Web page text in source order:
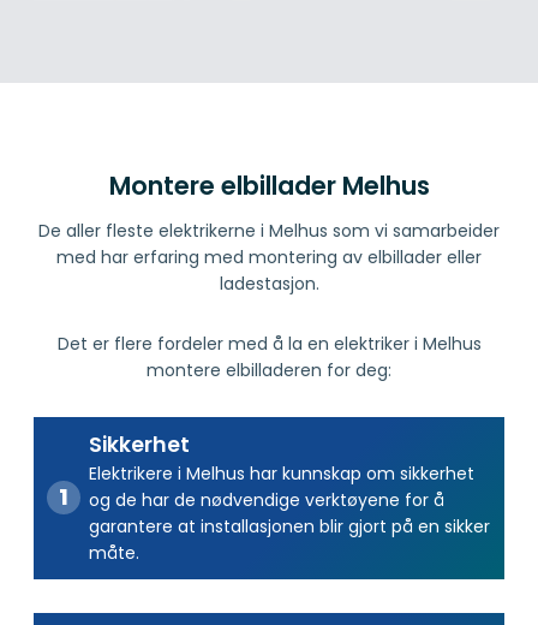
Montere elbillader Melhus
De aller fleste elektrikerne i Melhus som vi samarbeider
med har erfaring med montering av elbillader eller
ladestasjon.
Det er flere fordeler med å la en elektriker i Melhus
montere elbilladeren for deg:
Sikkerhet
Elektrikere i Melhus har kunnskap om sikkerhet
og de har de nødvendige verktøyene for å
garantere at installasjonen blir gjort på en sikker
måte.